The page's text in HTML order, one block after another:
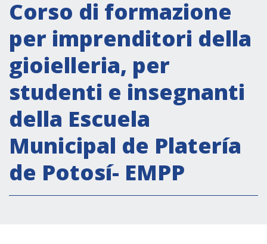
Segreteria Culturale
Segreteria Socio-economica
Segreteria Tecnico scientifica
Forum PMI
Conferenze Italia-America Latina e Caraibi
Rete per la promozione dell’uguaglianza di
genere
Borse di Studio
Partnership
Corso di formazione
per imprenditori della
gioielleria, per
studenti e insegnanti
della Escuela
Municipal de Platería
de Potosí- EMPP